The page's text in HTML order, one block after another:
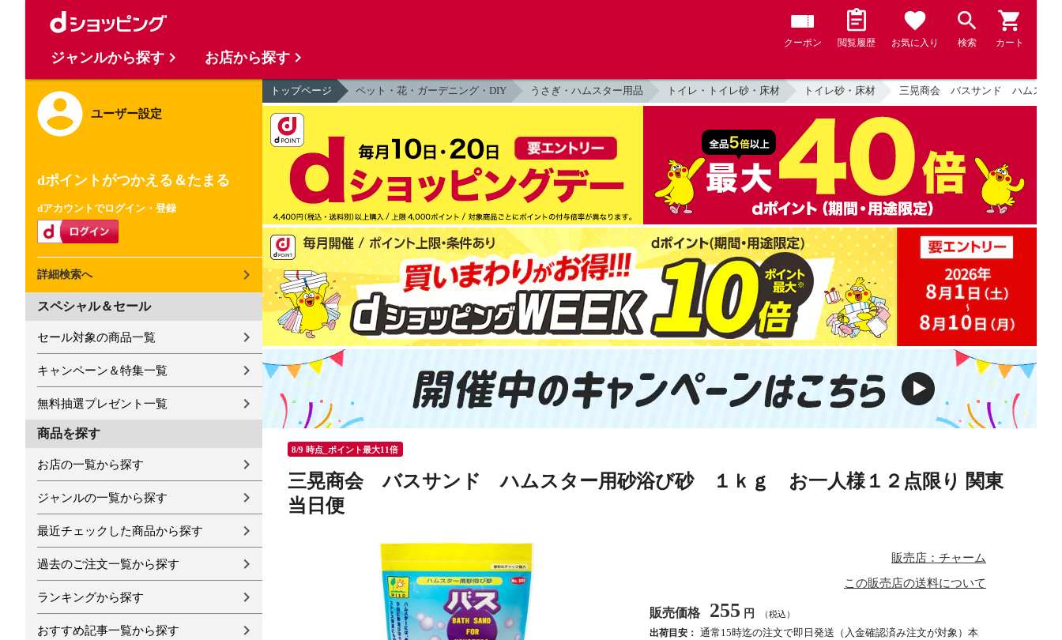
クーポン 閲覧履歴 お気に入り 検索 カート
ユーザー設定
dポイントがつかえる＆たまる
dアカウントでログイン・登録
詳細検索へ
スペシャル＆セール
セール対象の商品一覧
キャンペーン＆特集一覧
無料抽選プレゼント一覧
商品を探す
お店の一覧から探す
ジャンルの一覧から探す
最近チェックした商品から探す
過去のご注文一覧から探す
ランキングから探す
おすすめ記事一覧から探す
トップページ ペット・花・ガーデニング・DIY うさぎ・ハムスター用品 トイレ・トイレ砂・床材 トイレ砂・床材 三晃商会 バスサンド ハムスタ
8/9 時点_ポイント最大11倍
三晃商会 バスサンド ハムスター用砂浴び砂 １ｋｇ お一人様１２点限り 関東
当日便
販売店：チャーム
この販売店の送料について
販売価格 255 円 （税込）
出荷目安： 通常15時迄の注文で即日発送（入金確認済み注文が対象）本
ジャンルから探す お店から探す